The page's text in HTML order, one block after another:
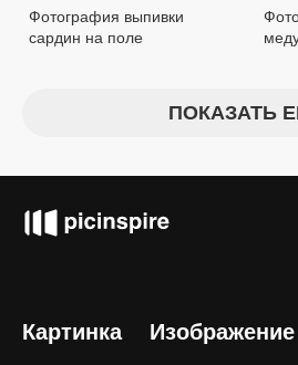
Фотография выпивки
сардин на поле
ПОКАЗАТЬ
Картинка Изображение